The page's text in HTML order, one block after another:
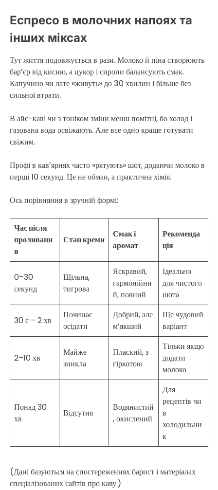
Еспресо в молочних напоях та
інших міксах
Тут життя подовжується в рази. Молоко й піна створюють
бар’єр від кисню, а цукор і сиропи балансують смак.
Капучино чи лате «живуть» до 30 хвилин і більше без
сильної втрати.
В айс-каві чи з тоніком зміни менш помітні, бо холод і
газована вода освіжають. Але все одно краще готувати
свіжим.
Профі в кав’ярнях часто «рятують» шот, додаючи молоко в
перші 10 секунд. Це не обман, а практична хімія.
Ось порівняння в зручній формі:
Час після
проливанн
я
Стан креми
Смак і
аромат
Рекоменда
ція
0–30
секунд
Щільна,
тигрова
Яскравий,
гармонійни
й, повний
Ідеально
для чистого
шота
30 с – 2 хв
Починає
осідати
Добрий, але
м’якший
Ще чудовий
варіант
2–10 хв
Майже
зникла
Плаский, з
гіркотою
Тільки якщо
додати
молоко
Понад 30
хв
Відсутня
Водянистий
, окислений
Для
рецептів чи
в
холодильни
к
(Дані базуються на спостереженнях барист і матеріалах
спеціалізованих сайтів про каву.)